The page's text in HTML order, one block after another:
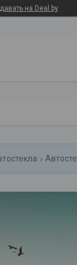
на Deal.by